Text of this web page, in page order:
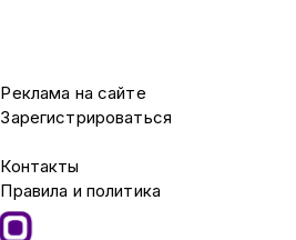
Реклама на сайте
Зарегистрироваться
Контакты
Правила и политика